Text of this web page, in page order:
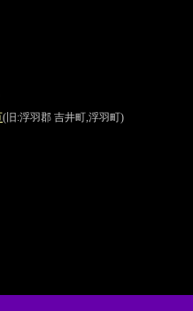
(旧:浮羽郡 吉井町,浮羽町)